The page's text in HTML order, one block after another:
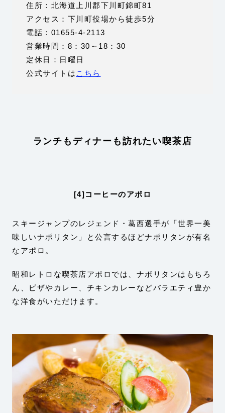
住所：北海道上川郡下川町錦町81
アクセス：下川町役場から徒歩5分
電話：01655-4-2113
営業時間：8：30～18：30
定休日：日曜日
公式サイトは こちら
ランチもディナーも訪れたい喫茶店
[4]コーヒーのアポロ
スキージャンプのレジェンド・葛西選手が「世界一美
味しいナポリタン」と公言するほどナポリタンが有名
なアポロ。
昭和レトロな喫茶店アポロでは、ナポリタンはもちろ
ん、ピザやカレー、チキンカレーなどバラエティ豊か
な洋食がいただけます。